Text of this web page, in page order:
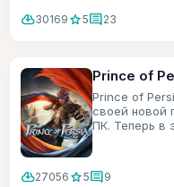
cloud_download30169 star5comment23
Prince of
Prince of
своей новой
ПК. Теперь в
cloud_download27056 star5comment9